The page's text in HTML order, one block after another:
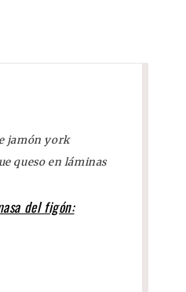
jamón york
queso en láminas
del figón: